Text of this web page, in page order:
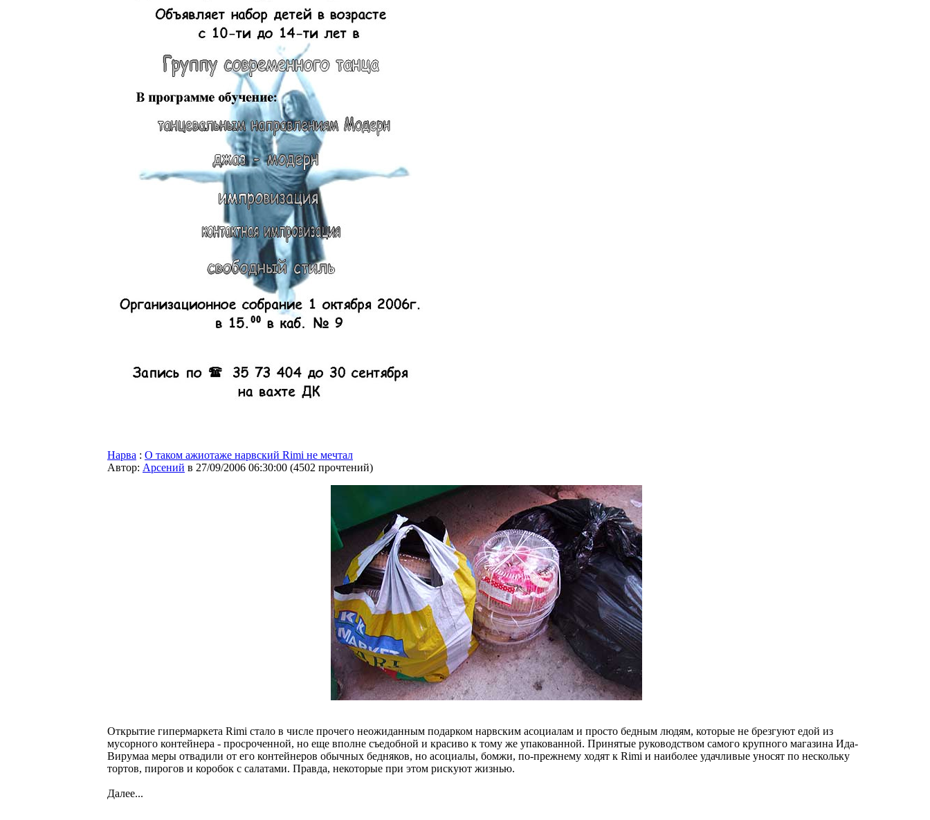
Нарва : О таком ажиотаже нарвский Rimi не мечтал
Автор: Арсений в 27/09/2006 06:30:00 (4502 прочтений)
Открытие гипермаркета Rimi стало в числе прочего неожиданным подарком нарвским асоциалам и просто бедным людям, которые не брезгуют едой из
мусорного контейнера - просроченной, но еще вполне съедобной и красиво к тому же упакованной. Принятые руководством самого крупного магазина Ида-
Вирумаа меры отвадили от его контейнеров обычных бедняков, но асоциалы, бомжи, по-прежнему ходят к Rimi и наиболее удачливые уносят по нескольку
тортов, пирогов и коробок с салатами. Правда, некоторые при этом рискуют жизнью.
Далее...